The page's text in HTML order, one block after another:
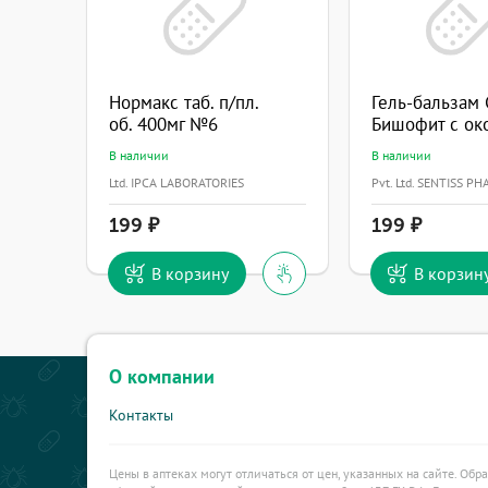
Нормакс таб. п/пл.
об. 400мг №6
В наличии
Ltd. IPCA LABORATORIES
199
В корзину
В наличии
Pvt. Ltd. SENTISS
199
В
О компании
Контакты
Цены в аптеках могут отличаться от цен, указанных на сайте.